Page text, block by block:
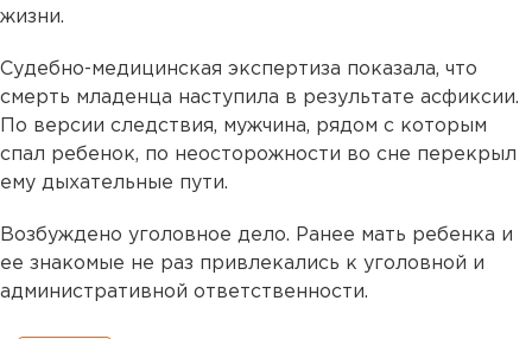
жизни.
Судебно-медицинская экспертиза показала, что
смерть младенца наступила в результате асфиксии.
По версии следствия, мужчина, рядом с которым
спал ребенок, по неосторожности во сне перекрыл
ему дыхательные пути.
Возбуждено уголовное дело. Ранее мать ребенка и
ее знакомые не раз привлекались к уголовной и
административной ответственности.